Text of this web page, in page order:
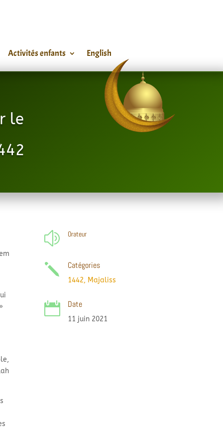
Activités enfants English
le
z Orateur
j Catégories
1442, Majaliss
 Date
11 juin 2021